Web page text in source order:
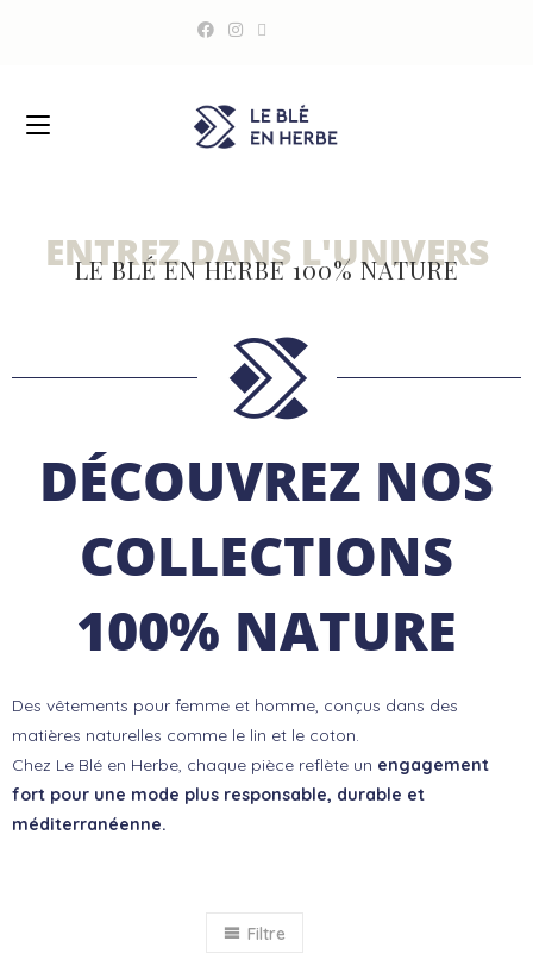
ENTREZ DANS L'UNIVERS
LE BLÉ EN HERBE 100% NATURE
DÉCOUVREZ NOS
COLLECTIONS
100% NATURE
Des vêtements pour femme et homme, conçus dans des
matières naturelles comme le lin et le coton.
Chez Le Blé en Herbe, chaque pièce reflète un engagement
fort pour une mode plus responsable, durable et
méditerranéenne.
Filtre